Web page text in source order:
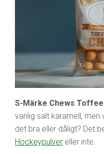
S-Märke Chews
vanlig salt karamell, men
det bra eller dåligt? Det
Hockeypulver eller inte.